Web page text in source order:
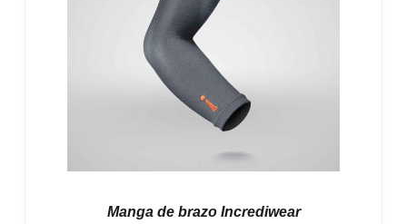
Manga de brazo Incrediwear